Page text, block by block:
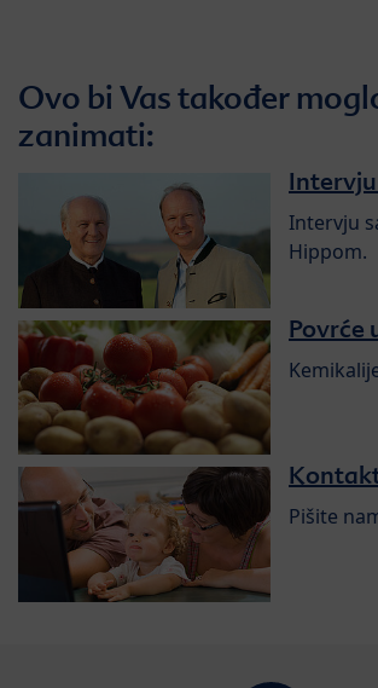
Ovo bi Vas također
zanimati:
Intervju
Hippom.
Povrće
Pišite